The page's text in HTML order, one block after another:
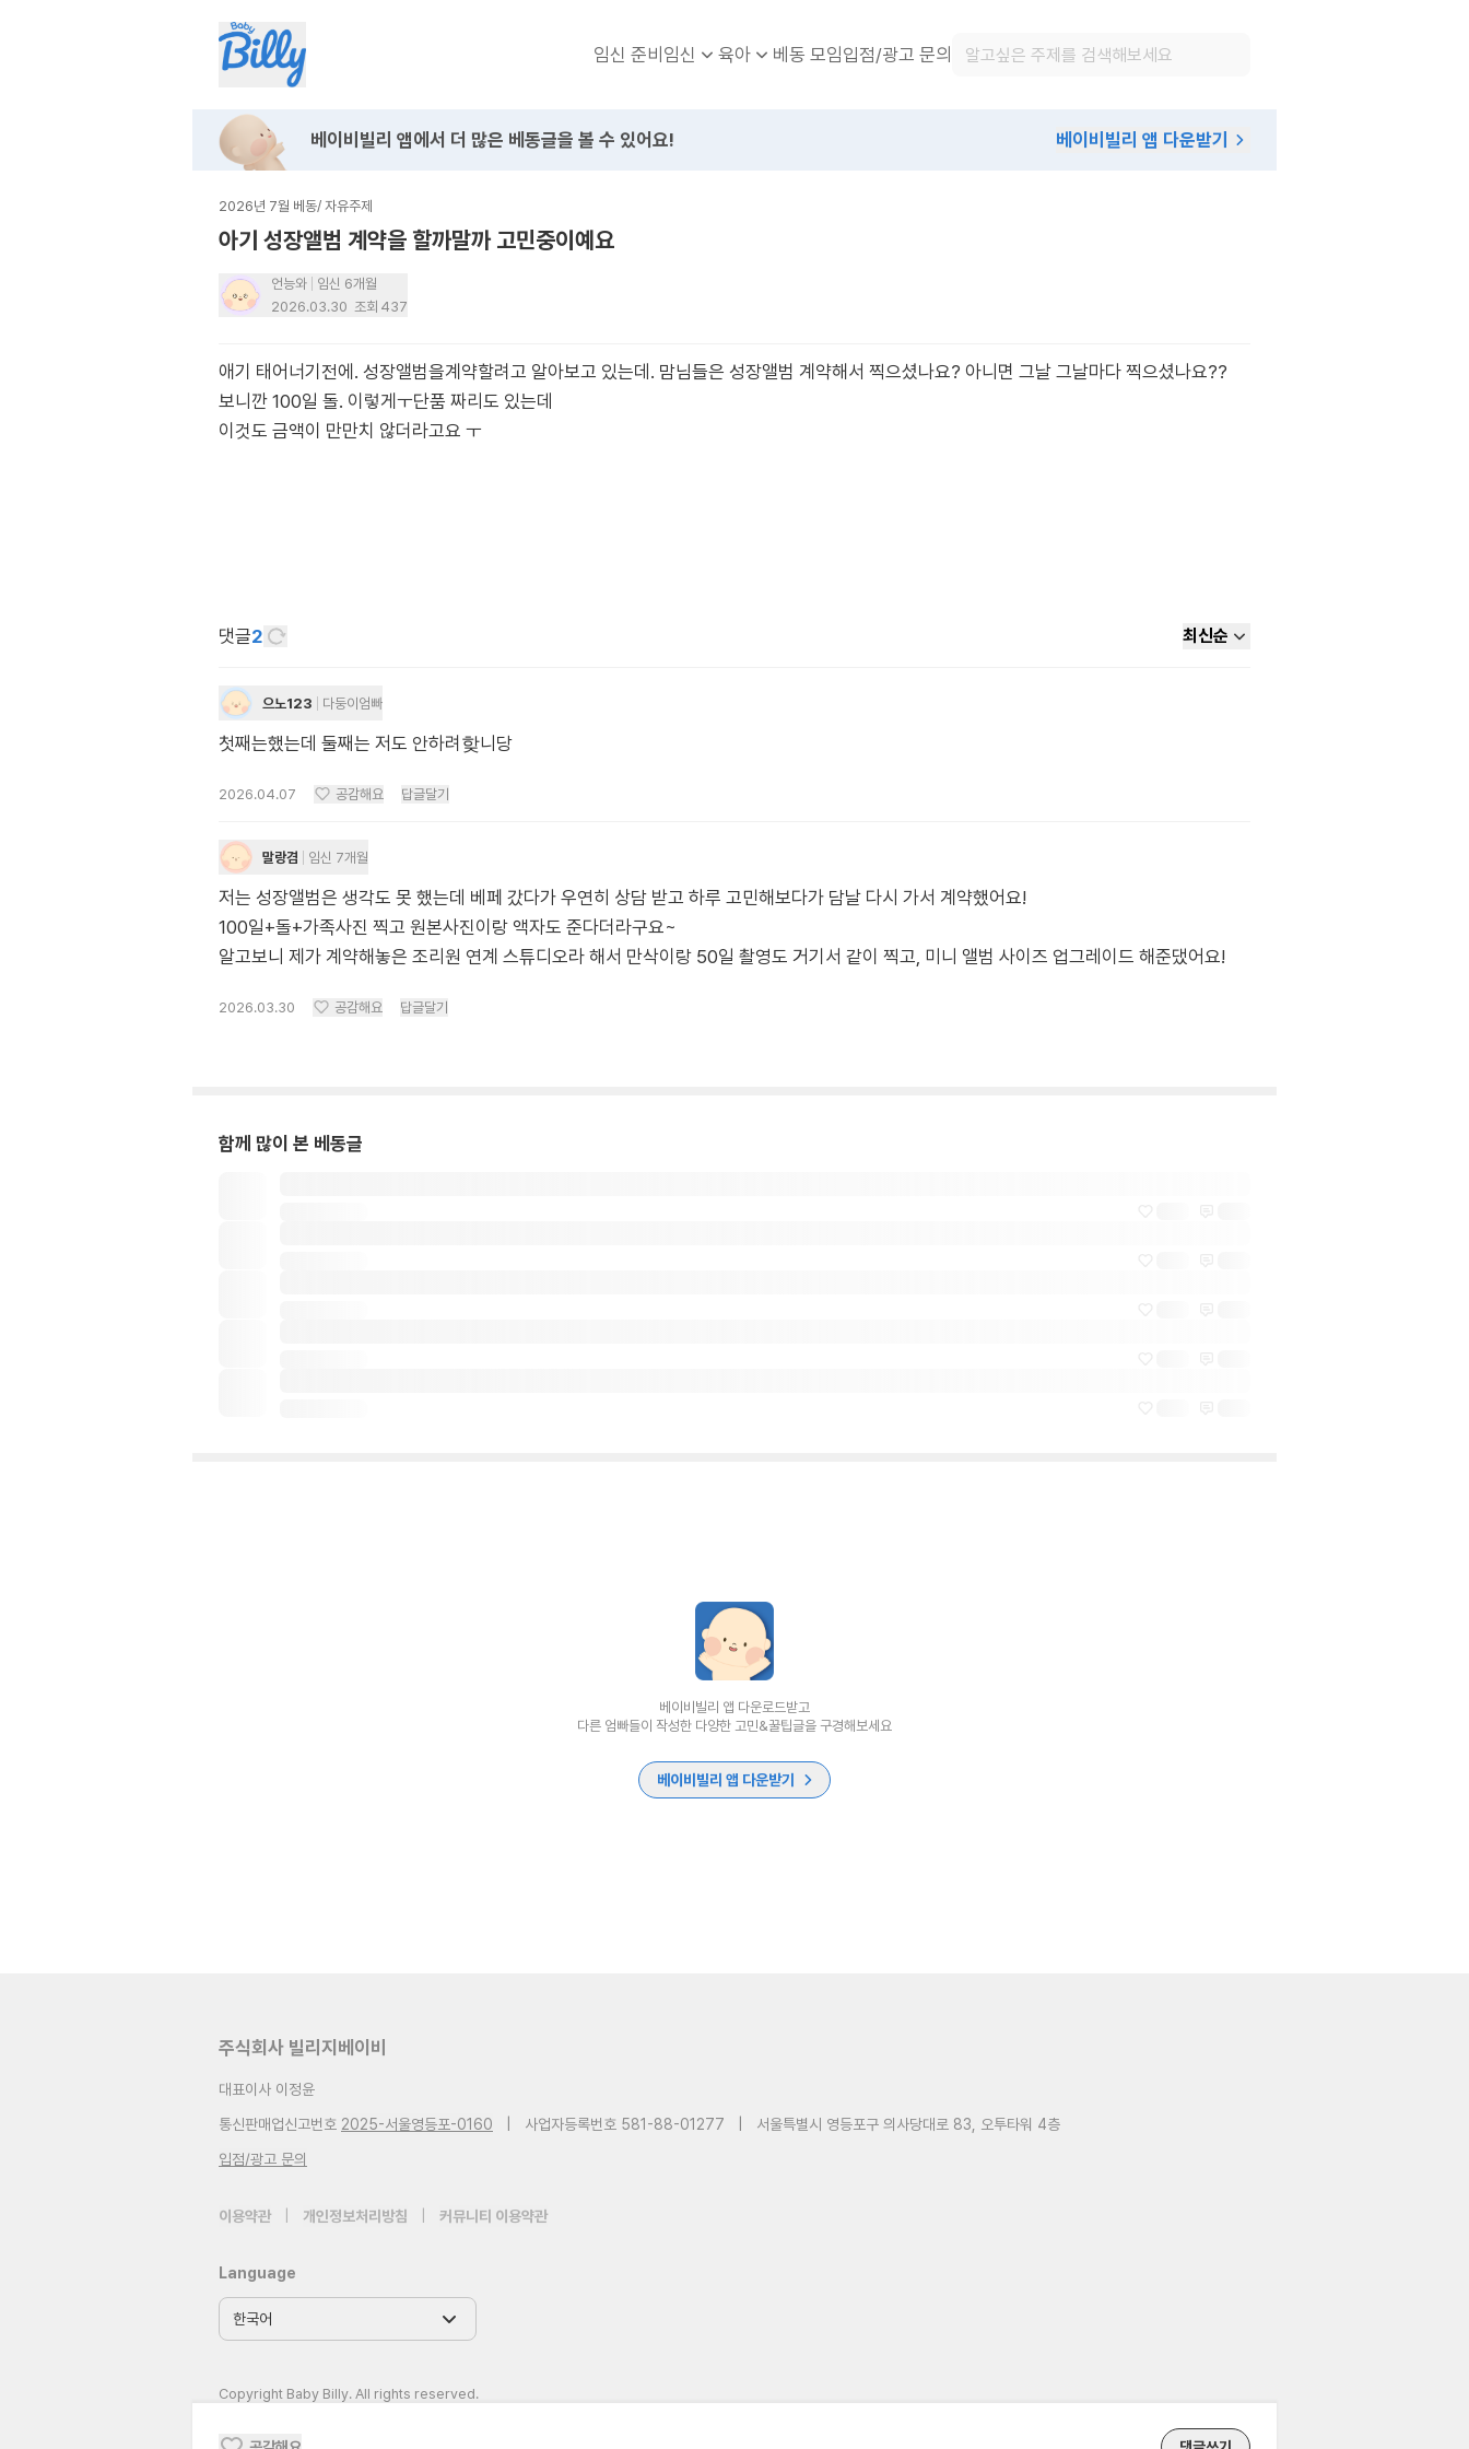
임신 준비임신 육아 베동 모임입점/광고 문의
베이비빌리 앱에서 더 많은 베동글을 볼 수 있어요! 베이비빌리 앱 다운받기
2026년 7월 베동/ 자유주제
아기 성장앨범 계약을 할까말까 고민중이예요
언능와
임신 6개월
2026.03.30 조회 437
애기 태어너기전에. 성장앨범을계약할려고 알아보고 있는데. 맘님들은 성장앨범 계약해서 찍으셨나요? 아니면 그날 그날마다 찍으셨나요??
보니깐 100일 돌. 이렇게ㅜ단품 짜리도 있는데
이것도 금액이 만만치 않더라고요 ㅜ
댓글2 최신순
으노123 다둥이엄빠
첫째는했는데 둘째는 저도 안하려핮니당
2026.04.07 공감해요 답글달기
말랑겸 임신 7개월
저는 성장앨범은 생각도 못 했는데 베페 갔다가 우연히 상담 받고 하루 고민해보다가 담날 다시 가서 계약했어요!
100일+돌+가족사진 찍고 원본사진이랑 액자도 준다더라구요~
알고보니 제가 계약해놓은 조리원 연계 스튜디오라 해서 만삭이랑 50일 촬영도 거기서 같이 찍고, 미니 앨범 사이즈 업그레이드 해준댔어요!
2026.03.30 공감해요 답글달기
함께 많이 본 베동글
베이비빌리 앱 다운로드받고
다른 엄빠들이 작성한 다양한 고민&꿀팁글을 구경해보세요
베이비빌리 앱 다운받기
주식회사 빌리지베이비
대표이사 이정윤
통신판매업신고번호 2025-서울영등포-0160 사업자등록번호 581-88-01277
서울특별시 영등포구 의사당대로 83, 오투타워 4층
입점/광고 문의
이용약관 개인정보처리방침 커뮤니티 이용약관
Language
Copyright Baby Billy. All rights reserved.